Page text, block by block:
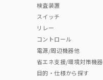
検査装置
スイッチ
リレー
コントロール
電源/周辺機器他
省エネ支援/環境対策機器
目的・仕様から探す